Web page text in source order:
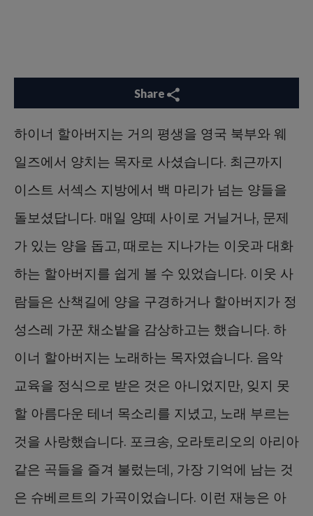
Share
하이너 할아버지는 거의 평생을 영국 북부와 웨
일즈에서 양치는 목자로 사셨습니다. 최근까지
이스트 서섹스 지방에서 백 마리가 넘는 양들을
돌보셨답니다. 매일 양떼 사이로 거닐거나, 문제
가 있는 양을 돕고, 때로는 지나가는 이웃과 대화
하는 할아버지를 쉽게 볼 수 있었습니다. 이웃 사
람들은 산책길에 양을 구경하거나 할아버지가 정
성스레 가꾼 채소밭을 감상하고는 했습니다. 하
이너 할아버지는 노래하는 목자였습니다. 음악
교육을 정식으로 받은 것은 아니었지만, 잊지 못
할 아름다운 테너 목소리를 지녔고, 노래 부르는
것을 사랑했습니다. 포크송, 오라토리오의 아리아
같은 곡들을 즐겨 불렀는데, 가장 기억에 남는 것
은 슈베르트의 가곡이었습니다. 이런 재능은 아